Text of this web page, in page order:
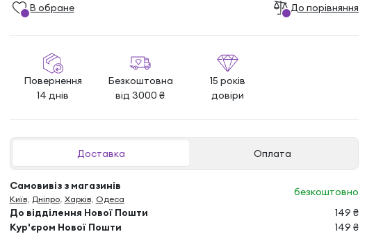
В обране До порівняння
Повернення
14 днів
Безкоштовна
від 3000 ₴
15 років
довіри
Доставка Оплата
Самовивіз з магазинів
Київ, Дніпро, Харків, Одеса
безкоштовно
До відділення Нової Пошти
149 ₴
Кур'єром Нової Пошти
149 ₴